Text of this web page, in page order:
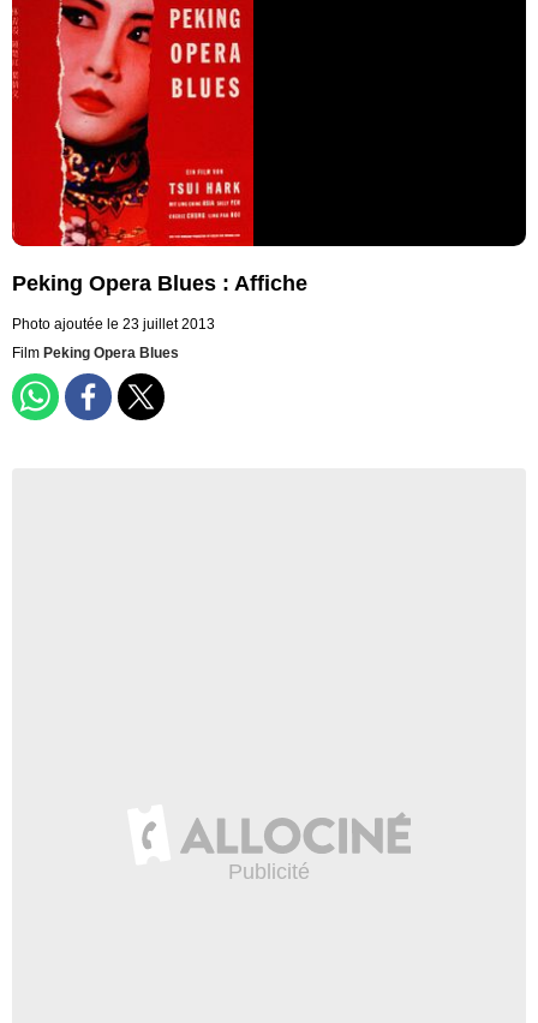
Peking Opera Blues : Affiche
Photo ajoutée le 23 juillet 2013
Film Peking Opera Blues